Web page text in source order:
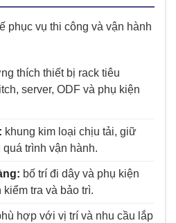
phục vụ thi công và vận hành
thích thiết bị rack tiêu
server, ODF và phụ kiện
khung kim loại chịu tải, giữ
trình vận hành.
bố trí đi dây và phụ kiện
tra và bảo trì.
hợp với vị trí và nhu cầu lắp